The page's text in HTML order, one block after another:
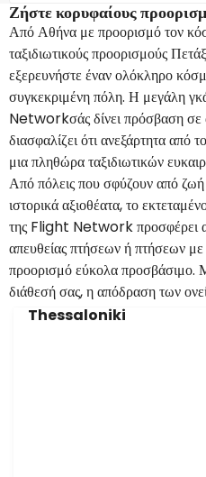
Ζήστε κορυφαίους
Από Αθήνα με προορισμό τον
ταξιδιωτικούς προορισμούς
εξερευνήστε έναν ολόκληρο
συγκεκριμένη πόλη. Η μεγάλη
Networkσάς δίνει πρόσβαση σε
διασφαλίζει ότι ανεξάρτητα από
μια πληθώρα ταξιδιωτικών
Από πόλεις που σφύζουν από ζωή
ιστορικά αξιοθέατα, το
της Flight Network προσφέρει
απευθείας πτήσεων ή πτήσεων
προορισμό εύκολα προσβάσιμο.
διάθεσή σας, η απόδραση των
Thessaloniki